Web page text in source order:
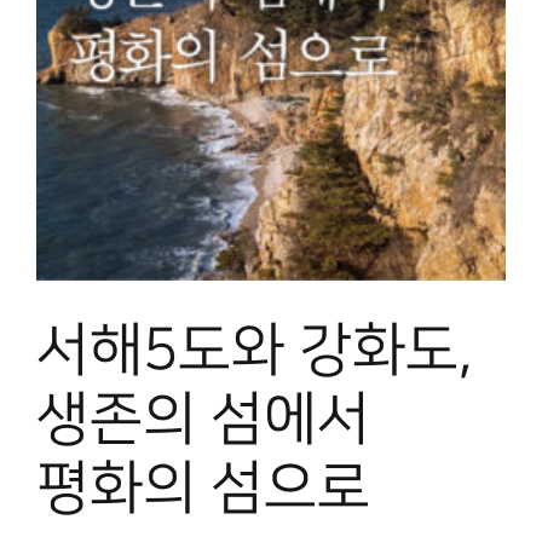
원문보기 PDF
서해5도와 강화도,
생존의 섬에서
평화의 섬으로